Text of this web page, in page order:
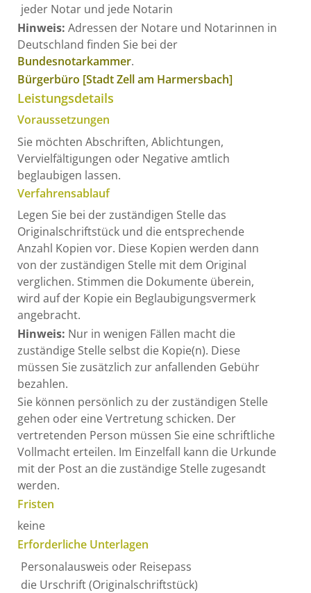
jeder Notar und jede Notarin
Hinweis: Adressen der Notare und Notarinnen in
Deutschland finden Sie bei der
Bundesnotarkammer.
Bürgerbüro [Stadt Zell am Harmersbach]
Leistungsdetails
Voraussetzungen
Sie möchten Abschriften, Ablichtungen,
Vervielfältigungen oder Negative amtlich
beglaubigen lassen.
Verfahrensablauf
Legen Sie bei der zuständigen Stelle das
Originalschriftstück und die entsprechende
Anzahl Kopien vor. Diese Kopien werden dann
von der zuständigen Stelle mit dem Original
verglichen. Stimmen die Dokumente überein,
wird auf der Kopie ein Beglaubigungsvermerk
angebracht.
Hinweis: Nur in wenigen Fällen macht die
zuständige Stelle selbst die Kopie(n). Diese
müssen Siezusätzlich zur anfallenden Gebühr
bezahlen.
Sie können persönlich zu der zuständigen Stelle
gehen oder eine Vertretung schicken. Der
vertretenden Person müssen Sie eine schriftliche
Vollmacht erteilen. Im Einzelfall kann die Urkunde
mit der Post an die zuständige Stelle zugesandt
werden.
Fristen
keine
Erforderliche Unterlagen
Personalausweis oder Reisepass
die Urschrift (Originalschriftstück)